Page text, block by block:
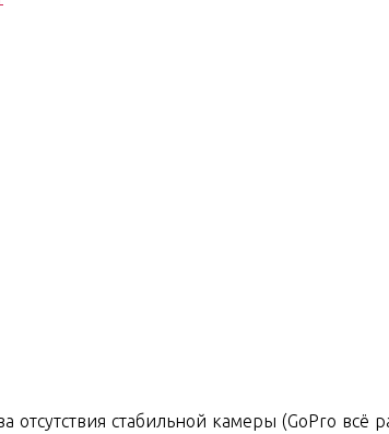
стабильной камеры (GoPro всё